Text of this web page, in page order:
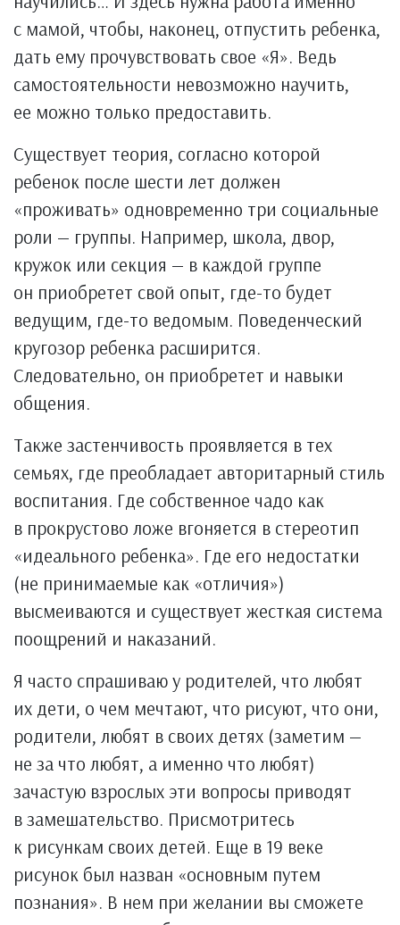
с мамой, чтобы, наконец, отпустить ребенка,
дать ему прочувствовать свое «Я». Ведь
самостоятельности невозможно научить,
ее можно только предоставить.
Существует теория, согласно которой
ребенок после шести лет должен
«проживать» одновременно три социальные
роли — группы. Например, школа, двор,
кружок или секция — в каждой группе
он приобретет свой опыт, где-то будет
ведущим, где-то ведомым. Поведенческий
кругозор ребенка расширится.
Следовательно, он приобретет и навыки
общения.
Также застенчивость проявляется в тех
семьях, где преобладает авторитарный стиль
воспитания. Где собственное чадо как
в прокрустово ложе вгоняется в стереотип
«идеального ребенка». Где его недостатки
(не принимаемые как «отличия»)
высмеиваются и существует жесткая система
поощрений и наказаний.
Я часто спрашиваю у родителей, что любят
их дети, о чем мечтают, что рисуют, что они,
родители, любят в своих детях (заметим —
не за что любят, а именно что любят)
зачастую взрослых эти вопросы приводят
в замешательство. Присмотритесь
к рисункам своих детей. Еще в 19 веке
рисунок был назван «основным путем
познания». В нем при желании вы сможете